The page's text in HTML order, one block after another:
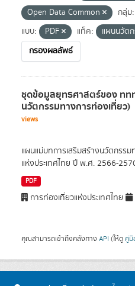
Open Data Common
กลุ่ม:
แบบ:
PDF แท็ค:
แผนนวัต
กรองผลลัพธ์
ชุดข้อมูลยุทธศาสตร์ของ ทท
นวัตกรรมทางการท่องเที่ยว)
views
แผนแม่บทการเสริมสร้างนวัตกรร
แห่งประเทศไทย ปี พ.ศ. 2566-
PDF
การท่องเที่ยวแห่งประเทศไทย
คุณสามารถเข้าถึงคลังทาง API (ให้ดู คู่มื